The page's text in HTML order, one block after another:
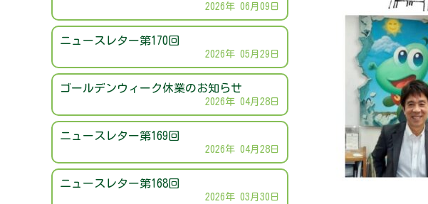
2026年 06月09日
ニュースレター第170回
2026年 05月29日
ゴールデンウィーク休業のお知らせ
2026年 04月28日
ニュースレター第169回
2026年 04月28日
ニュースレター第168回
2026年 03月30日